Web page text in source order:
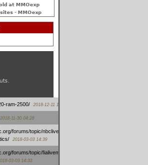
at MMOexp
- MMOexp
ram-2500/ 2018-12-11 15:42
2018-11-30 04:28
forums/topic/nbcliveamerican-
2018-03-03 14:39
forums/topic/fialivemexico-
03-03 14:33